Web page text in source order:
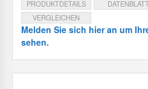
PRODUKTDETAILS
VERGLEICHEN
Melden Sie sich hier an um
sehen.